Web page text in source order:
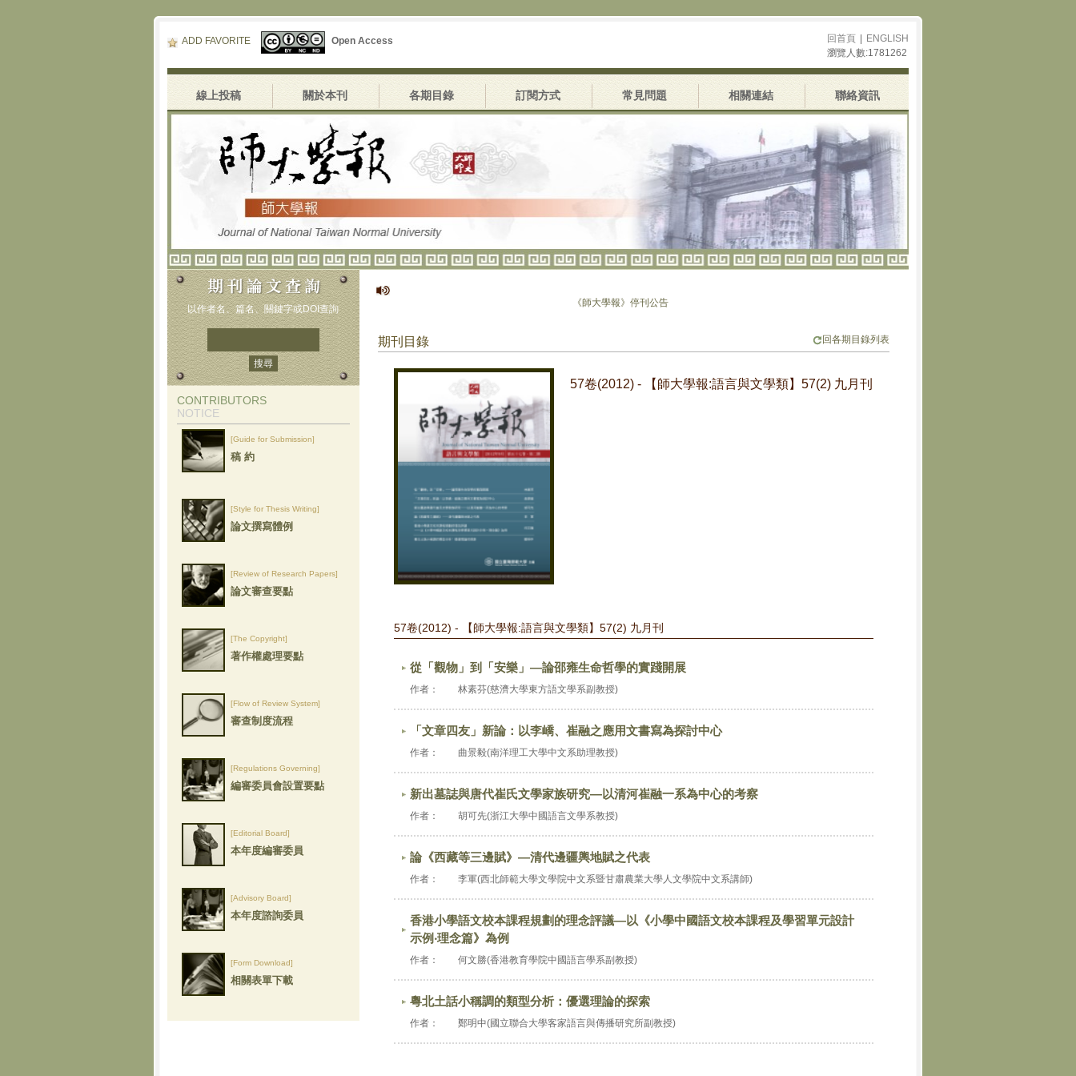
ADD FAVORITE Open Access 回首頁
ENGLISH
瀏覽人數:1781262
線上投稿 關於本刊 各期目錄 訂閱方式 常見問題 相關連結 聯絡資訊
以作者名、篇名、關鍵字或DOI查詢
CONTRIBUTORS
NOTICE
[Guide for Submission]
稿 約
[Style for Thesis Writing]
論文撰寫體例
[Review of Research Papers]
論文審查要點
[The Copyright]
著作權處理要點
[Flow of Review System]
審查制度流程
[Regulations Governing]
編審委員會設置要點
[Editorial Board]
本年度編審委員
[Advisory Board]
本年度諮詢委員
[Form Download]
相關表單下載
《師大學報》停刊公告
期刊目錄 回各期目錄列表
57卷(2012) - 【師大學報:語言與文學類】57(2) 九月刊
57卷(2012) - 【師大學報:語言與文學類】57(2) 九月刊
從「觀物」到「安樂」―論邵雍生命哲學的實踐開展
作者： 林素芬(慈濟大學東方語文學系副教授)
「文章四友」新論：以李嶠、崔融之應用文書寫為探討中心
作者： 曲景毅(南洋理工大學中文系助理教授)
新出墓誌與唐代崔氏文學家族研究―以清河崔融一系為中心的考察
作者： 胡可先(浙江大學中國語言文學系教授)
論《西藏等三邊賦》―清代邊疆輿地賦之代表
作者： 李軍(西北師範大學文學院中文系暨甘肅農業大學人文學院中文系講師)
香港小學語文校本課程規劃的理念評議―以《小學中國語文校本課程及學習單元設計
示例‧理念篇》為例
作者： 何文勝(香港教育學院中國語言學系副教授)
粵北土話小稱調的類型分析：優選理論的探索
作者： 鄭明中(國立聯合大學客家語言與傳播研究所副教授)